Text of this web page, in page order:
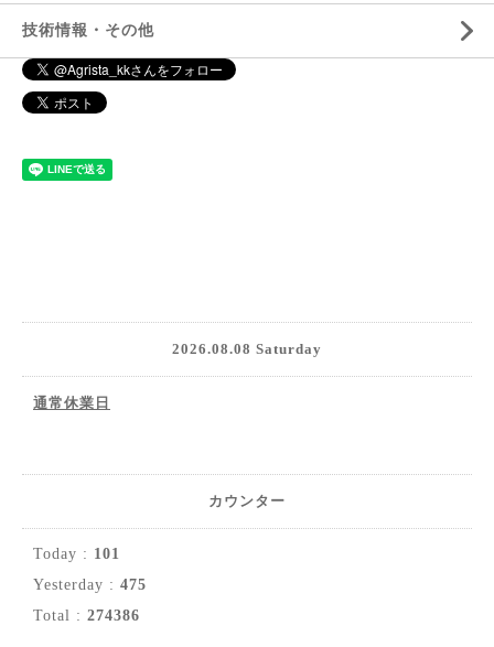
技術情報・その他
2026.08.08 Saturday
通常休業日
カウンター
Today : 101
Yesterday : 475
Total : 274386